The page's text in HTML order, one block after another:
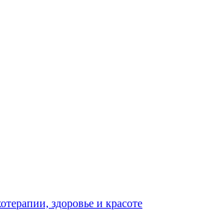
здоровье и красоте